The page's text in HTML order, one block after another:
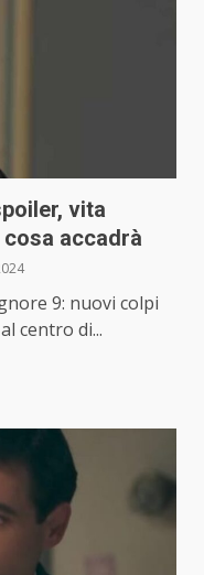
vita
accadrà
9: nuovi colpi
centro di...